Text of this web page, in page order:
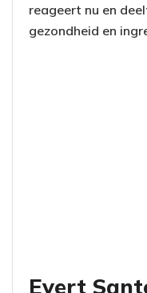
reageert nu en
gezondheid en
Evert